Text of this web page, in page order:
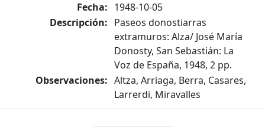
Fecha: 1948-10-05
Descripción: Paseos donostiarras
extramuros: Alza/ José María
Donosty, San Sebastián: La
Voz de España, 1948, 2 pp.
Observaciones: Altza, Arriaga, Berra, Casares,
Larrerdi, Miravalles